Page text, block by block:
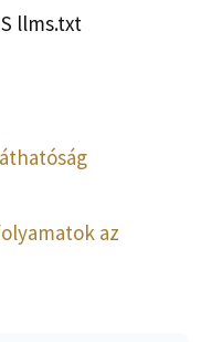
llms.txt
az